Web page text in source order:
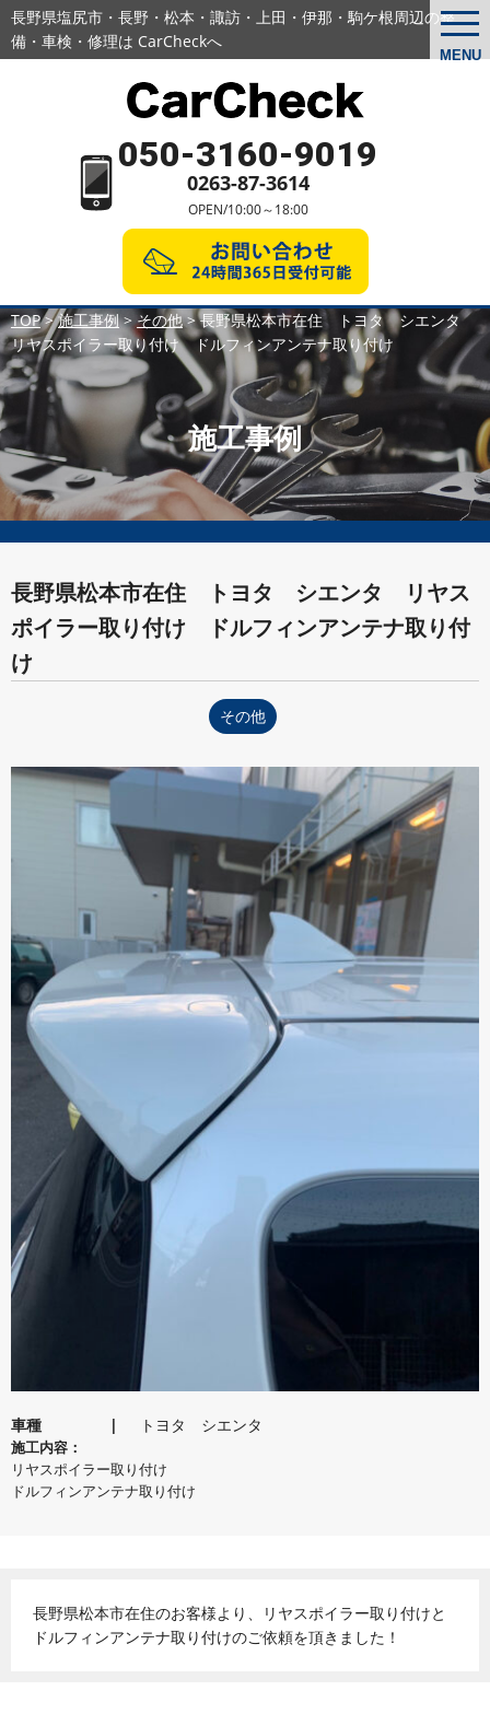
MENU
長野県塩尻市・長野・松本・諏訪・上田・伊那・駒ケ根周辺の整
備・車検・修理は CarCheckへ
050-3160-9019
0263-87-3614
OPEN/10:00～18:00
TOP>施工事例>その他>長野県松本市在住 トヨタ シエンタ
リヤスポイラー取り付け ドルフィンアンテナ取り付け
施工事例
長野県松本市在住 トヨタ シエンタ リヤス
ポイラー取り付け ドルフィンアンテナ取り付
け
その他
車種 トヨタ シエンタ
施工内容：
リヤスポイラー取り付け
ドルフィンアンテナ取り付け
長野県松本市在住のお客様より、リヤスポイラー取り付けと
ドルフィンアンテナ取り付けのご依頼を頂きました！